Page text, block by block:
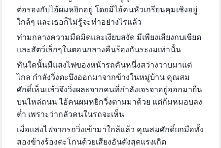
ต่อรองกับไอ้ผมหยิกอยู่ โดยมีไอ้คนหัวเกรียนคุมเชิงอยู่
ใกล้ๆ และเธอก็ไม่รู้จะทำอย่างไรแล้ว
ท่ามกลางความมืดมิดและเงียบสงัด มีเพียงเสียงกบเขียด
และสัตว์เล็กๆในตอนกลางคืนร้องกันระงมเท่านั้น
ทันใดนั้นมีแสงไฟของหน้ารถคันหนึ่งสว่างวาบมาแต่
ไกล กำลังวิ่งตะบึงออกมาจากข้างในหมู่บ้าน คุณสม
ศักดิ์เห็นแล้วจึงวิ่งผละจากคนที่กำลังเจรจาอยู่ออกมายืน
บนไหล่ถนน ไอ้คนผมหยิกวิ่งตามมาด้วย แต่ก้มหมอบลง
ต่ำ เพราะว่ากลัวคนในรถจะเห็น
เมื่อแสงไฟจากรถวิ่งเข้ามาใกล้แล้ว คุณสมศักดิ์ยกมือทั้ง
สองข้างร้องตะโกนด้วยเสียงอันดังสุดแรงเกิด